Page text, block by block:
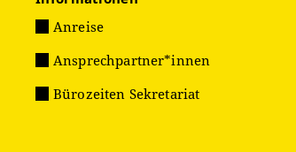
Anreise
Ansprechpartner*innen
Bürozeiten Sekretariat